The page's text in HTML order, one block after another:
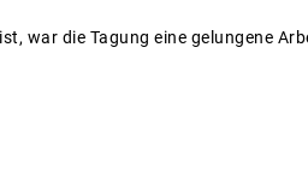
war die Tagung eine gelungene